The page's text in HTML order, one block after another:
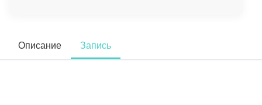
Описание Запись